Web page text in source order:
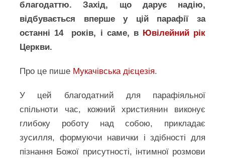
благодаттю. Захід, що дарує надію,
відбувається вперше у цій парафії за
останні 14 років, і саме, в Ювілейний рік
Церкви.
Про це пише Мукачівська дієцезія.
У цей благодатний для парафіяльної
спільноти час, кожний християнин виконує
глибоку роботу над собою, прикладає
зусилля, формуючи навички і здібності для
пізнання Божої присутності, інтимної розмови